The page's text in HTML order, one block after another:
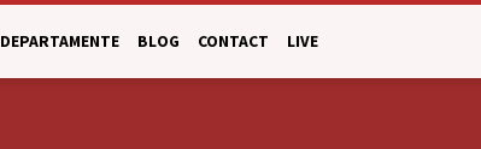
DEPARTAMENTE BLOG CONTACT LIVE